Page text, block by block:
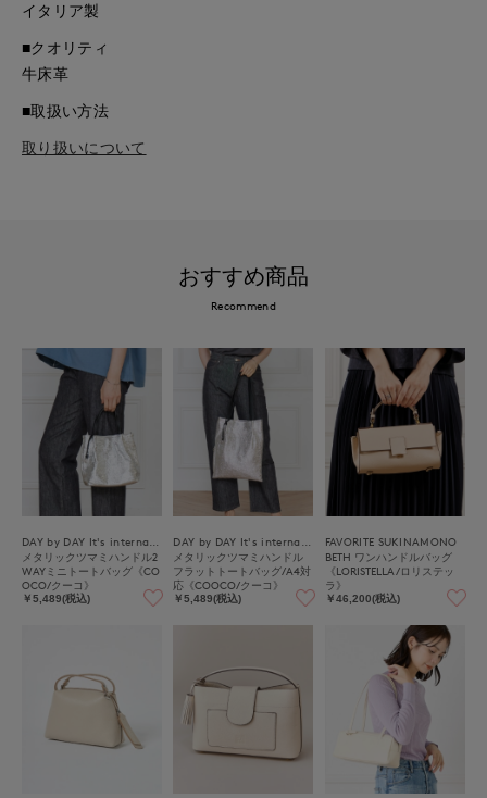
イタリア製
■クオリティ
牛床革
■取扱い方法
取り扱いについて
おすすめ商品
Recommend
メタリックツマミハンドル2
WAYミニトートバッグ《CO
OCO/クーコ》
￥5,489(税込)
メタリックツマミハンドル
フラットトートバッグ/A4対
応《COOCO/クーコ》
￥5,489(税込)
FAVORITE SUKINAMONO
BETH ワンハンドルバッグ
《LORISTELLA/ロリステッ
ラ》
￥46,200(税込)